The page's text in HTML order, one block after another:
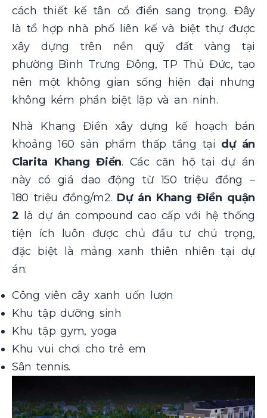
cách thiết kế tân cổ điển sang trọng. Đây
là tổ hợp nhà phố liên kế và biệt thự được
xây dựng trên nền quỹ đất vàng tại
phường Bình Trưng Đông, TP Thủ Đức, tạo
nên một không gian sống hiện đại nhưng
không kém phần biệt lập và an ninh.
Nhà Khang Điền xây dựng kế hoạch bán
khoảng 160 sản phẩm thấp tầng tại dự án
Clarita Khang Điền. Các căn hộ tại dự án
này có giá dao động từ 150 triệu đồng –
180 triệu đồng/m2. Dự án Khang Điền quận
2 là dự án compound cao cấp với hệ thống
tiện ích luôn được chủ đầu tư chú trọng,
đặc biệt là mảng xanh thiên nhiên tại dự
án:
Công viên cây xanh uốn lượn
Khu tập dưỡng sinh
Khu tập gym, yoga
Khu vui chơi cho trẻ em
Sân tennis.